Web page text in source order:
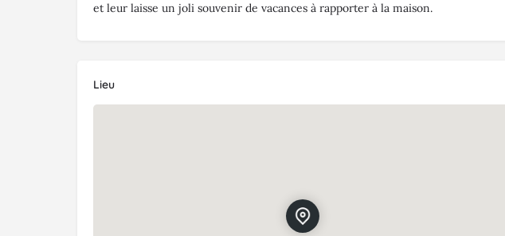
et leur laisse un joli souvenir de vacances à rapporter à la maison.
Lieu